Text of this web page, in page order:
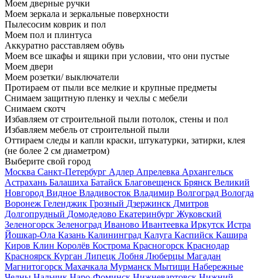
Моем дверные ручки
Моем зеркала и зеркальные поверхности
Пылесосим коврик и пол
Моем пол и плинтуса
Аккуратно расставляем обувь
Моем все шкафы и ящики при условии, что они пустые
Моем двери
Моем розетки/ выключатели
Протираем от пыли все мелкие и крупные предметы
Снимаем защитную пленку и чехлы с мебели
Снимаем скотч
Избавляем от строительной пыли потолок, стены и пол
Избавляем мебель от строительной пыли
Оттираем следы и капли краски, штукатурки, затирки, клея
(не более 2 см диаметром)
Выберите свой город
Москва Санкт-Петербург Адлер Апрелевка Архангельск
Астрахань Балашиха Батайск Благовещенск Брянск Великий
Новгород Видное Владивосток Владимир Волгоград Вологда
Воронеж Геленджик Грозный Дзержинск Дмитров
Долгопрудный Домодедово Екатеринбург Жуковский
Зеленогорск Зеленоград Иваново Ивантеевка Иркутск Истра
Йошкар-Ола Казань Калининград Калуга Каспийск Кашира
Киров Клин Королёв Кострома Красногорск Краснодар
Красноярск Курган Липецк Лобня Люберцы Магадан
Магнитогорск Махачкала Мурманск Мытищи Набережные